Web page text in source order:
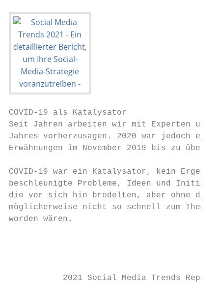
COVID-19 als Katalysator
Seit Jahren arbeiten wir mit Experten und
Jahres vorherzusagen. 2020 war jedoch ein
Erwähnungen im November 2019 bis zu
COVID-19 war ein Katalysator, kein
beschleunigte Probleme, Ideen und
die vor sich hin brodelten, aber ohne die
möglicherweise nicht so schnell zum
worden wären.
2021 Social Media Trends